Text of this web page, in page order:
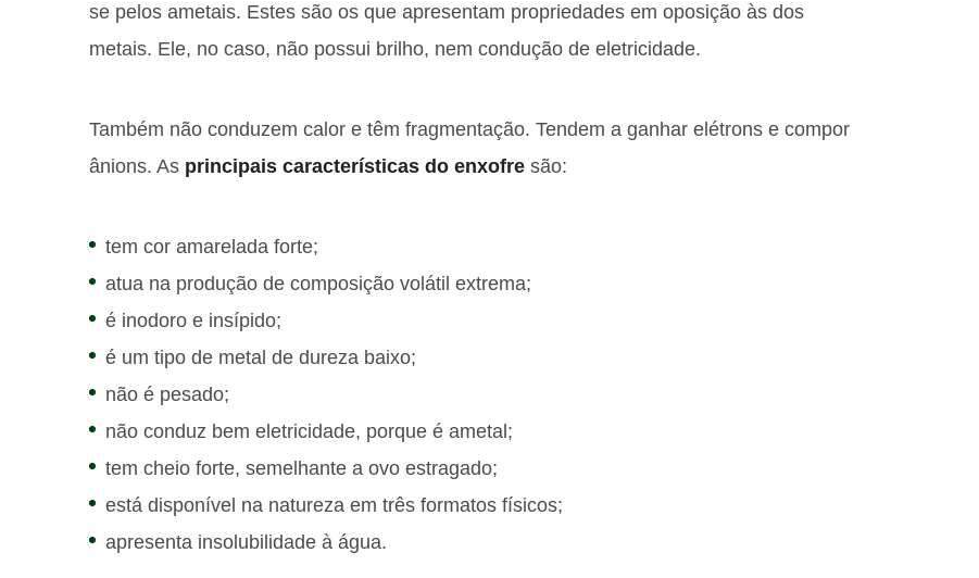
se pelos ametais. Estes são os que apresentam propriedades em oposição às dos
metais. Ele, no caso, não possui brilho, nem condução de eletricidade.
Também não conduzem calor e têm fragmentação. Tendem a ganhar elétrons e compor
ânions. As principais características do enxofre são:
tem cor amarelada forte;
atua na produção de composição volátil extrema;
é inodoro e insípido;
é um tipo de metal de dureza baixo;
não é pesado;
não conduz bem eletricidade, porque é ametal;
tem cheio forte, semelhante a ovo estragado;
está disponível na natureza em três formatos físicos;
apresenta insolubilidade à água.